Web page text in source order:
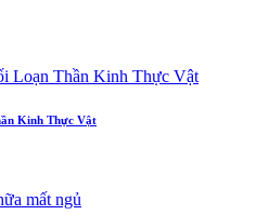
Kinh Thực Vật